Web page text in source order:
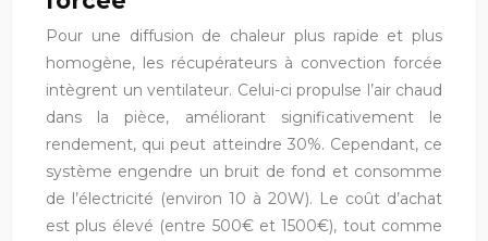
Pour une diffusion de chaleur plus rapide et plus
homogène, les récupérateurs à convection forcée
intègrent un ventilateur. Celui-ci propulse l’air chaud
dans la pièce, améliorant significativement le
rendement, qui peut atteindre 30%. Cependant, ce
système engendre un bruit de fond et consomme
de l’électricité (environ 10 à 20W). Le coût d’achat
est plus élevé (entre 500€ et 1500€), tout comme